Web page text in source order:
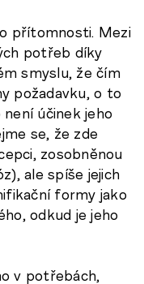
přítomnosti. Mezi
potřeb díky
smyslu, že čím
požadavku, o to
účinek jeho
se, že zde
zosobněnou
ale spíše jejich
formy jako
odkud je jeho
v potřebách,